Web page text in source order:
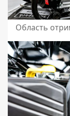
Область